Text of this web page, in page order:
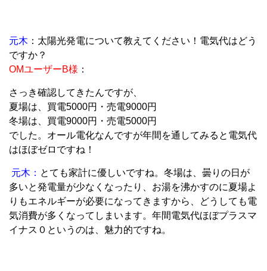
元木 ：太陽光発電について教えてください！電気代はどう
ですか？
OMユーザーB様 ：
さっき確認してきたんですが、
夏場は、買電5000円・売電9000円
冬場は、買電9000円・売電5000円
でした。オール電化なんですが年間を通してみると電気代
はほぼゼロですね！
元木： とても家計に優しいですね。冬場は、曇りの日が
多いと発電量が少なくなったり、お湯を沸かすのに夏場よ
りもエネルギーが必要になってきますから、どうしても電
気消費が多くなってしまいます。年間電気代ほぼプラスマ
イナス０というのは、魅力的ですね。